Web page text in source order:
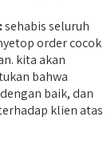
sehabis seluruh
order cocok
kita akan
bahwa
baik, dan
klien atas